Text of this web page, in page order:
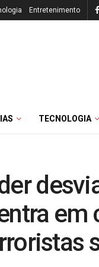
Entretenimento
TECNOLOGIA
em